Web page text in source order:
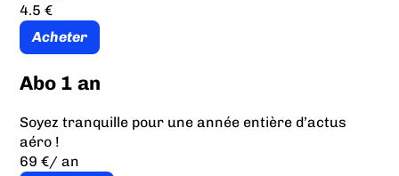
4.5 €
Acheter
Abo 1 an
Soyez tranquille pour une année entière d’actus
aéro !
69 €/ an